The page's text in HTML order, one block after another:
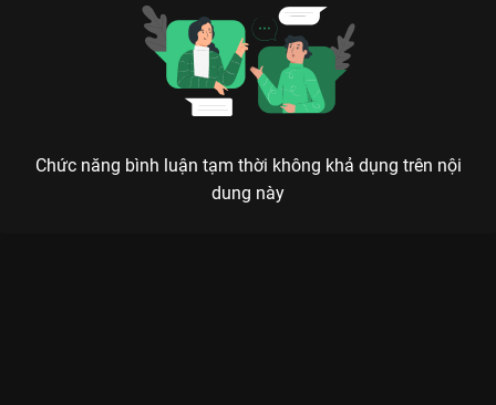
Chức năng bình luận tạm thời không khả dụng trên nội
dung này